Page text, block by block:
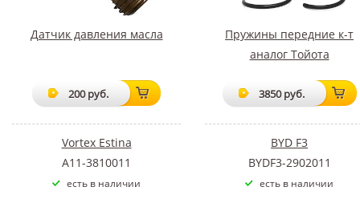
Датчик давления масла
200 руб.
Vortex Estina
A11-3810011
есть в наличии
Пружины передние к-т
аналог Тойота
3850 руб.
BYD F3
BYDF3-2902011
есть в наличии